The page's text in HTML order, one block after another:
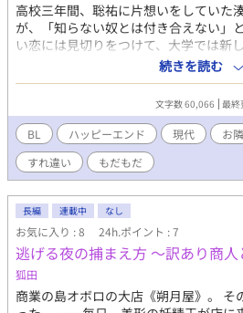
高校三年間、聡祐に片想いをしていた
が、「知らない奴とは付き合えない」
い恋には見切りをつけて、大学では新
暮らしを始めた湊だったが、隣に引っ
た。 隣に自分に好きだと言ったやつが
と思い、気を遣い距離を取る湊だっ
接するようになり、毎日一緒に夕飯を
距離に一度は諦めたのに湊の気持ちは
達になると決めて幸せになれる恋を始
ちは諦めずに好きなままでいればいい
活、お隣さんラブ。
続きを読む
文字数 60,066 最終
BL ハッピーエンド 現代 お
すれ違い
もだもだ
長編 連載中 なし
お気に入り : 8 24h.ポイント : 7
逃げる夜の捕まえ方 〜訳あり商
狐田
商業の島オボロの大店《朔月屋》。 そ